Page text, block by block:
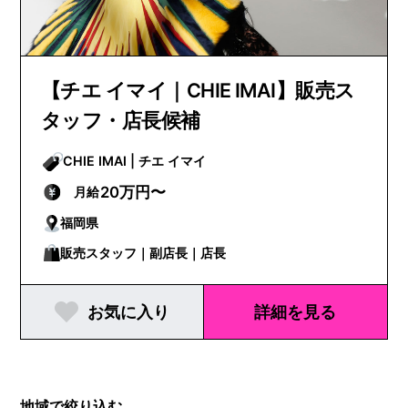
【チエ イマイ｜CHIE IMAI】販売ス
タッフ・店長候補
CHIE IMAI | チエ イマイ
月給20万円〜
福岡県
販売スタッフ｜副店長｜店長
お気に入り 詳細を見る